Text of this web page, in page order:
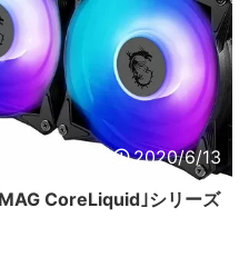
2020/6/13
CoreLiquid｣シリーズ